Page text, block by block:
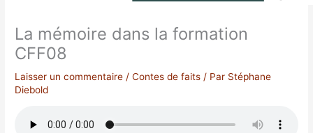
La mémoire dans la formation
CFF08
Laisser un commentaire /Contes de faits / Par Stéphane
Diebold